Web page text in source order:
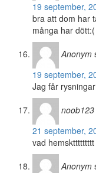
19 september,
bra att dom har
många har dött:(
Anonym
19 september,
Jag får
noob123
21 september,
vad hemskttttttttt
Anonym